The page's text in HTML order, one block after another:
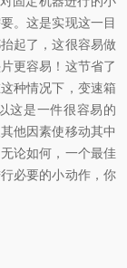
。这是实现这一目
起了，这很容易做
更容易！这节省了
种情况下，变速箱
这是一件很容易的
他因素使移动其中
论如何，一个最佳
必要的小动作，你